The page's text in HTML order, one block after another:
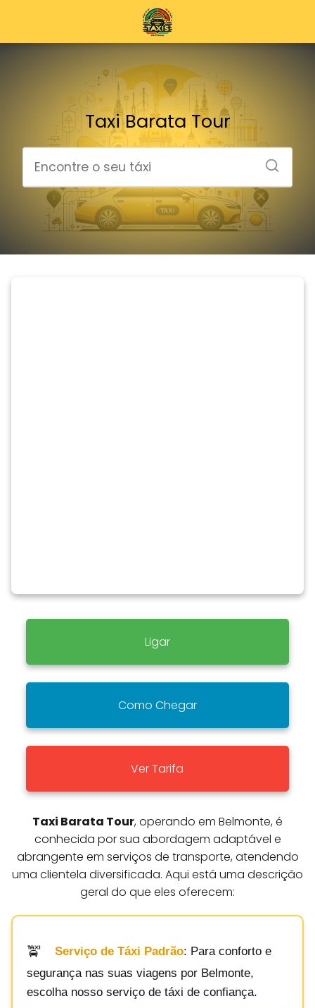
Taxi Barata Tour
Ligar
Como Chegar
Ver Tarifa
Taxi Barata Tour, operando em Belmonte, é
conhecida por sua abordagem adaptável e
abrangente em serviços de transporte, atendendo
uma clientela diversificada. Aqui está uma descrição
geral do que eles oferecem:
Serviço de Táxi Padrão: Para conforto e
segurança nas suas viagens por Belmonte,
escolha nosso serviço de táxi de confiança.